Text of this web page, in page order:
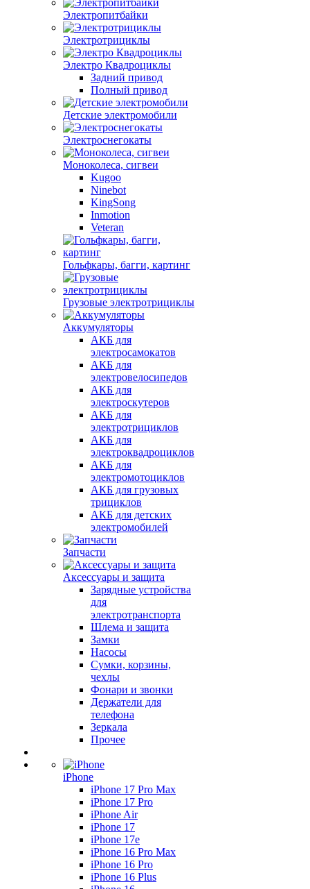
Электропитбайки
Электротрициклы
Электро Квадроциклы
Задний привод
Полный привод
Детские электромобили
Электроснегокаты
Моноколеса, сигвеи
Kugoo
Ninebot
KingSong
Inmotion
Veteran
Гольфкары, багги, картинг
Грузовые электротрициклы
Аккумуляторы
АКБ для
электросамокатов
АКБ для
электровелосипедов
АКБ для
электроскутеров
АКБ для
электротрициклов
АКБ для
электроквадроциклов
АКБ для
электромотоциклов
АКБ для грузовых
трициклов
АКБ для детских
электромобилей
Запчасти
Аксессуары и защита
Зарядные устройства
для
электротранспорта
Шлема и защита
Замки
Насосы
Сумки, корзины,
чехлы
Фонари и звонки
Держатели для
телефона
Зеркала
Прочее
iPhone
iPhone 17 Pro Max
iPhone 17 Pro
iPhone Air
iPhone 17
iPhone 17e
iPhone 16 Pro Max
iPhone 16 Pro
iPhone 16 Plus